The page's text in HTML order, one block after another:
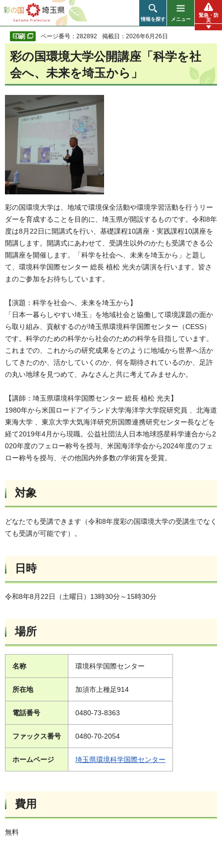
彩の国 埼玉県
情報を探す メニュー
緊急・防
災
ページ番号：282892 掲載日：2026年6月26日
彩の国環境大学公開講座「科学を社
会へ、未来を埼玉から」
彩の国環境大学は、地域で環境保全活動や環境学習活動を行うリー
ダーを育成することを目的に、埼玉県が開設するものです。令和8年
度は8月22日に開講式を行い、基礎課程10講座・実践課程10講座を
開講します。開講式にあわせて、受講生以外のかたも受講できる公
開講座を開催します。「科学を社会へ、未来を埼玉から」と題し
て、環境科学国際センター 総長 植松 光夫が講演を行います。皆さ
まのご参加をお待ちしています。
【演題：科学を社会へ、未来を埼玉から】
「日本一暮らしやすい埼玉」を地域社会と協働して環境課題の面か
ら取り組み、貢献するのが埼玉県環境科学国際センター（CESS）
です。科学のための科学から社会のための科学を目指しています。
これまでの、これからの研究成果をどのように地域から世界へ活か
してきたのか、活かしていくのか、何を期待されているのか、足許
の丸い地球を見つめて、みなさんと共に考えてみませんか。
【講師：埼玉県環境科学国際センター 総長 植松 光夫】
1980年から米国ロードアイランド大学海洋学大学院研究員 、北海道
東海大学 、東京大学大気海洋研究所国際連携研究センター長などを
経て2019年4月から現職。公益社団法人日本地球惑星科学連合から2
020年度のフェロー称号を授与、米国海洋学会から2024年度のフェ
ロー称号を授与、その他国内外多数の学術賞を受賞。
対象
どなたでも受講できます（令和8年度彩の国環境大学の受講生でなく
ても受講が可能です）。
日時
令和8年8月22日（土曜日）13時30分～15時30分
場所
名称 環境科学国際センター
所在地 加須市上種足914
電話番号 0480-73-8363
ファックス番号 0480-70-2054
ホームページ 埼玉県環境科学国際センター
費用
無料